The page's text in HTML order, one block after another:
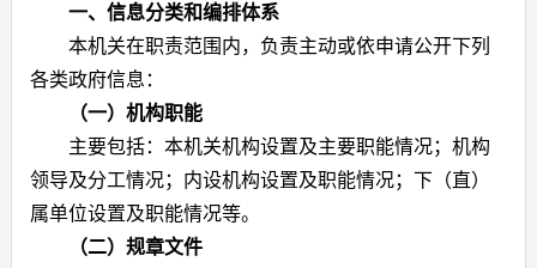
一、信息分类和编排体系
本机关在职责范围内，负责主动或依申请公开下列
各类政府信息：
（一）机构职能
主要包括：本机关机构设置及主要职能情况；机构
领导及分工情况；内设机构设置及职能情况；下（直）
属单位设置及职能情况等。
（二）规章文件